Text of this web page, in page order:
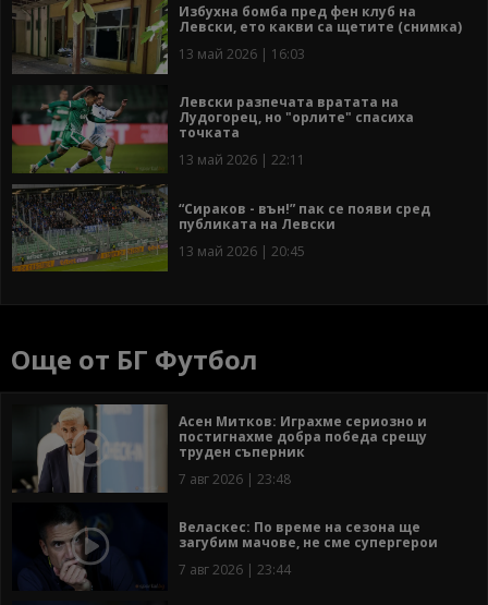
Избухна бомба пред фен клуб на
Левски, ето какви са щетите (снимка)
13 май 2026 | 16:03
Левски разпечата вратата на
Лудогорец, но "орлите" спасиха
точката
13 май 2026 | 22:11
“Сираков - вън!” пак се появи сред
публиката на Левски
13 май 2026 | 20:45
Още от БГ Футбол
Асен Митков: Играхме сериозно и
постигнахме добра победа срещу
труден съперник
7 авг 2026 | 23:48
Веласкес: По време на сезона ще
загубим мачове, не сме супергерои
7 авг 2026 | 23:44